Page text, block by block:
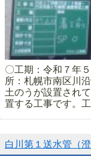
〇工期：令和７年
所：札幌市南区川
土のうが設置され
置する工事です。
白川第１送水管（